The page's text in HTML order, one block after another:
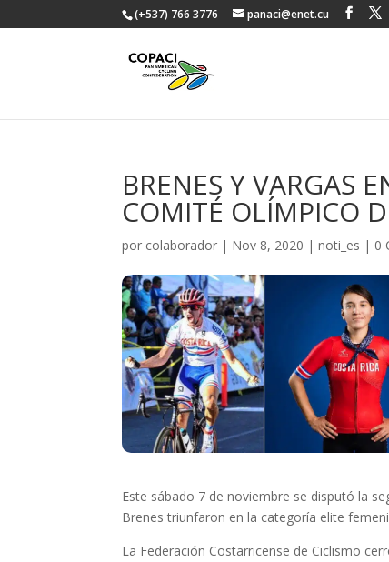
(+537) 766 3776 panaci@enet.cu
BRENES Y VARGAS
COMITÉ OLÍMPICO
por colaborador | Nov 8, 2020 |noti_es | 0
Este sábado 7 de noviembre se disputó la
Brenes triunfaron en la categoría elite
La Federación Costarricense de Ciclismo